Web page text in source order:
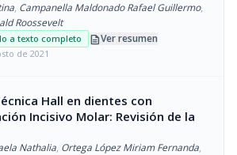
, Campanella Maldonado Rafael Guillermo,
Roossevelt
a texto completo descriptionVer resumen
de 2021
Hall en dientes con
Incisivo Molar: Revisión de la
Nathalia, Ortega López Miriam Fernanda,